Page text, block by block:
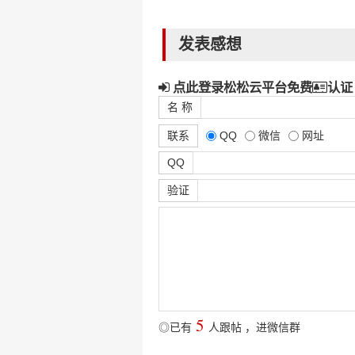
发表感想
点此登录松松云平台免费 认证
名 称
联系 QQ 微信 网址
QQ
验证
◎已有 5 人跟帖 ， 进微信群